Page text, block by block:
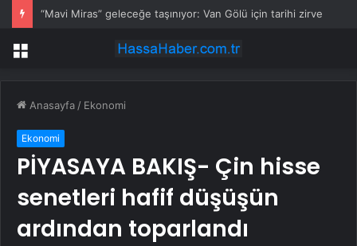
“Mavi Miras” geleceğe taşınıyor: Van Gölü için tarihi zirve
Menü
Anasayfa / Ekonomi
Ekonomi
PİYASAYA BAKIŞ- Çin hisse
senetleri hafif düşüşün
ardından toparlandı